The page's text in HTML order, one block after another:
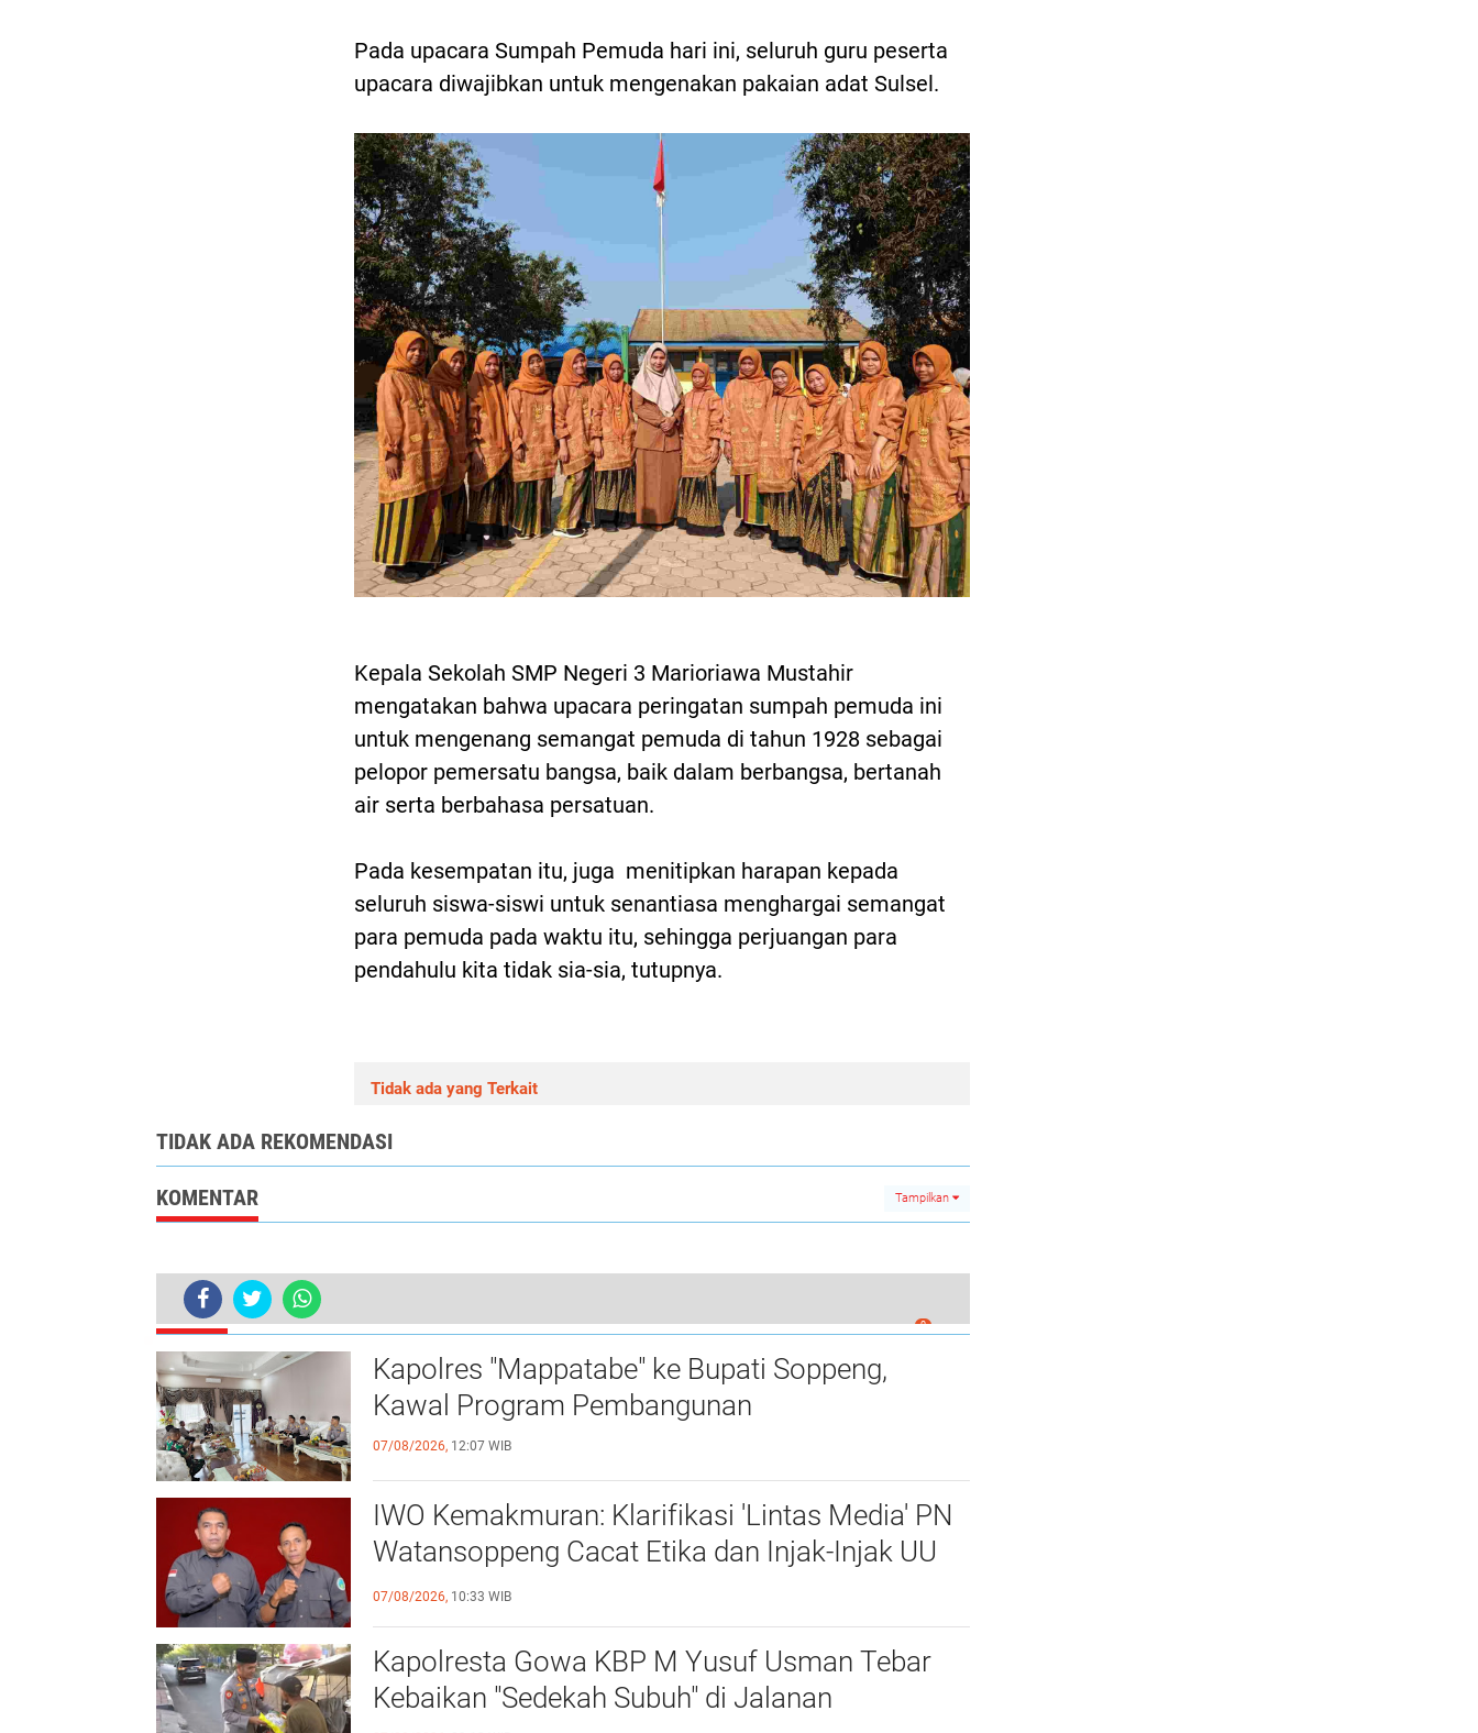
Pada upacara Sumpah Pemuda hari ini, seluruh guru peserta
upacara diwajibkan untuk mengenakan pakaian adat Sulsel.
Kepala Sekolah SMP Negeri 3 Marioriawa Mustahir
mengatakan bahwa upacara peringatan sumpah pemuda ini
untuk mengenang semangat pemuda di tahun 1928 sebagai
pelopor pemersatu bangsa, baik dalam berbangsa, bertanah
air serta berbahasa persatuan.
Pada kesempatan itu, juga menitipkan harapan kepada
seluruh siswa-siswi untuk senantiasa menghargai semangat
para pemuda pada waktu itu, sehingga perjuangan para
pendahulu kita tidak sia-sia, tutupnya.
Tidak ada yang Terkait
TIDAK ADA REKOMENDASI
KOMENTAR Tampilkan
Hari Sumpah Pemuda, Guru Peserta Upacara Wajib Mengenakan Pakaian Adat Sulsel
0
TERKINI
Kapolres "Mappatabe" ke Bupati Soppeng,
Kawal Program Pembangunan ‎ ‎
07/08/2026, 12:07 WIB
IWO Kemakmuran: Klarifikasi 'Lintas Media' PN
Watansoppeng Cacat Etika dan Injak-Injak UU
Pers
07/08/2026, 10:33 WIB
Kapolresta Gowa KBP M Yusuf Usman Tebar
Kebaikan "Sedekah Subuh" di Jalanan ‎